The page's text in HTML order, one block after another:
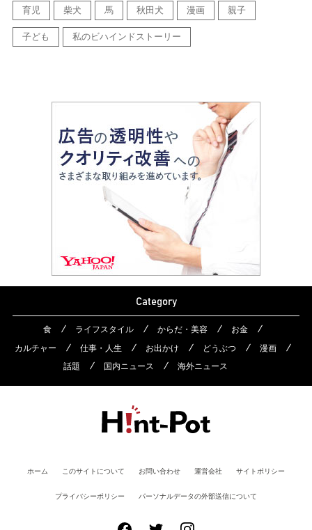
育児 柴犬 馬 秋田犬 漫画 親子
子ども 私のビハインドストーリー
Category
食 ライフスタイル からだ・美容
お金
カルチャー
仕事・人生 お出かけ どうぶつ
漫画
話題
国内ニュース 海外ニュース
ホーム このサイトについて お問い合わせ 運営会社 サイトポリシー
プライバシーポリシー パーソナルデータの外部送信について